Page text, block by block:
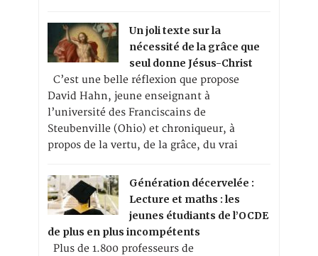
Un joli texte sur la
nécessité de la grâce que
seul donne Jésus-Christ
C’est une belle réflexion que propose
David Hahn, jeune enseignant à
l’université des Franciscains de
Steubenville (Ohio) et chroniqueur, à
propos de la vertu, de la grâce, du vrai
Génération décervelée :
Lecture et maths : les
jeunes étudiants de l’OCDE
de plus en plus incompétents
Plus de 1.800 professeurs de